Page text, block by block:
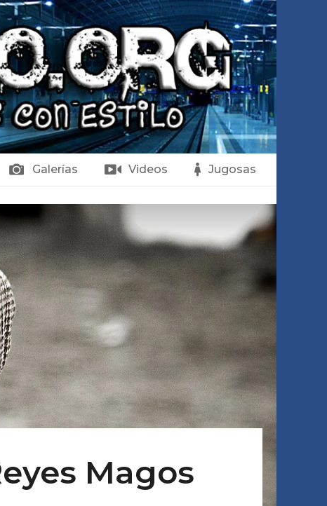
Galerías Videos Jugosas
Magos